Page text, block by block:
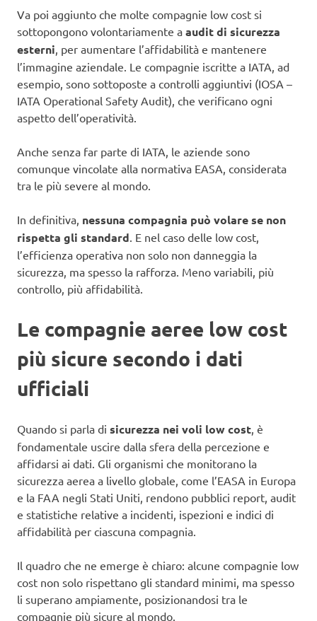
Va poi aggiunto che molte compagnie low cost si
sottopongono volontariamente a audit di sicurezza
esterni, per aumentare l’affidabilità e mantenere
l’immagine aziendale. Le compagnie iscritte a IATA, ad
esempio, sono sottoposte a controlli aggiuntivi (IOSA –
IATA Operational Safety Audit), che verificano ogni
aspetto dell’operatività.
Anche senza far parte di IATA, le aziende sono
comunque vincolate alla normativa EASA, considerata
tra le più severe al mondo.
In definitiva, nessuna compagnia può volare se non
rispetta gli standard. E nel caso delle low cost,
l’efficienza operativa non solo non danneggia la
sicurezza, ma spesso la rafforza. Meno variabili, più
controllo, più affidabilità.
Le compagnie aeree low cost
più sicure secondo i dati
ufficiali
Quando si parla di sicurezza nei voli low cost, è
fondamentale uscire dalla sfera della percezione e
affidarsi ai dati. Gli organismi che monitorano la
sicurezza aerea a livello globale, come l’EASA in Europa
e la FAA negli Stati Uniti, rendono pubblici report, audit
e statistiche relative a incidenti, ispezioni e indici di
affidabilità per ciascuna compagnia.
Il quadro che ne emerge è chiaro: alcune compagnie low
cost non solo rispettano gli standard minimi, ma spesso
li superano ampiamente, posizionandosi tra le
compagnie più sicure al mondo.